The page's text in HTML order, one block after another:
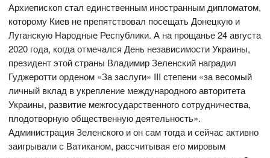
Архиепископ стал единственным иностранным дипломатом,
которому Киев не препятствовал посещать Донецкую и
Луганскую Народные Республики. А на прощанье 24 августа
2020 года, когда отмечался День независимости Украины,
президент этой страны Владимир Зеленский наградил
Гуджеротти орденом «За заслуги» III степени «за весомый
личный вклад в укрепление международного авторитета
Украины, развитие межгосударственного сотрудничества,
плодотворную общественную деятельность».
Администрация Зеленского и он сам тогда и сейчас активно
заигрывали с Ватиканом, рассчитывая его мировым